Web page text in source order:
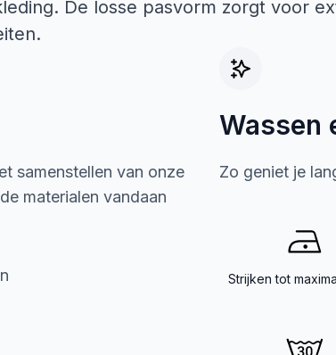
De losse pasvorm zorgt voor
samenstellen van onze
materialen vandaan
Wassen
Zo geniet je
Strijken tot